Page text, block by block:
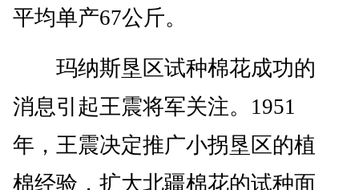
平均单产67公斤。
玛纳斯垦区试种棉花成功的
消息引起王震将军关注。1951
年，王震决定推广小拐垦区的植
棉经验，扩大北疆棉花的试种面